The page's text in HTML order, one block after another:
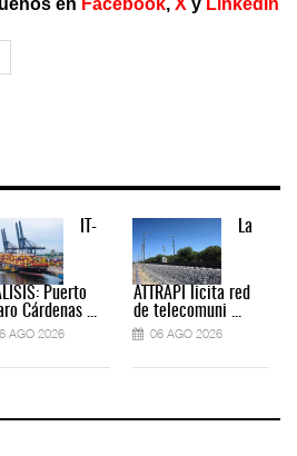
en Facebook, X y LinkedIn
IT-
Puerto
Cárdenas ...
AGO 2026
La
ATTRAPI licita red
de telecomuni ...
06 AGO 2026